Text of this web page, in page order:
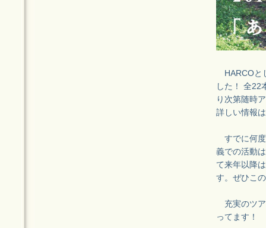
HARCOと
した！ 全22
り次第随時
詳しい情報
すでに何度
義での活動
て来年以降
す。ぜひこ
充実のツア
ってます！